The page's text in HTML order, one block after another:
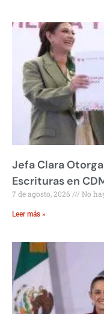
Jefa Clara
Escrituras en
7 de agosto, 2026 No
Leer más »